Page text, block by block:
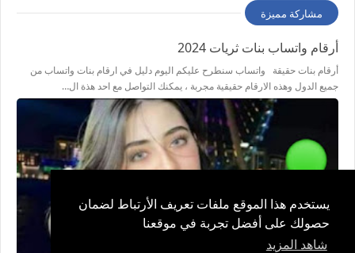
يستخدم هذا الموقع ملفات تعريف الأرتباط لضمان
حصولك على أفضل تجربة في موقعنا
شاهد المزيد
مشاركة مميزة
أرقام واتساب بنات ثريات 2024
أرقام بنات حقيقة واتساب سنطرح عليكم اليوم دليل في ارقام بنات واتساب من
جميع الدول وهذه الارقام حقيقية مجربة ، يمكنك التواصل مع احد هذة ال…